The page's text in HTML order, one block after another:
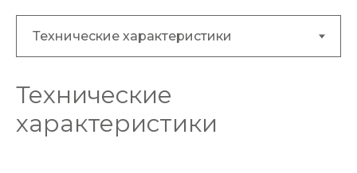
Технические
характеристики